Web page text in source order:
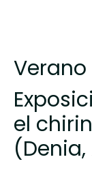
Verano
el